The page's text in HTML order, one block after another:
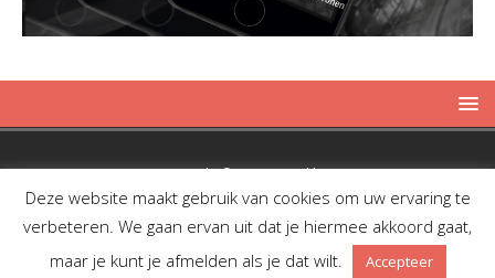
Copyright © 2019 Spreekbuis
Deze website maakt gebruik van cookies om uw ervaring te
verbeteren. We gaan ervan uit dat je hiermee akkoord gaat,
maar je kunt je afmelden als je dat wilt.
Accepteer